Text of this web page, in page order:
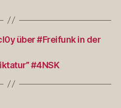
über #Freifunk in der
#4NSK